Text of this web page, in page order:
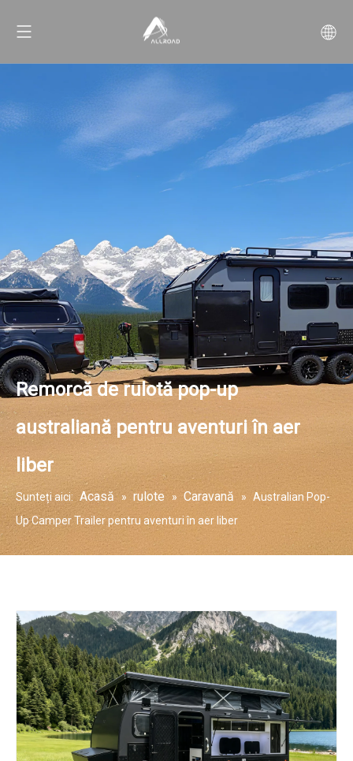
Remorcă de rulotă pop-up
australiană pentru aventuri în aer
liber
Sunteți aici: Acasă » rulote » Caravană » Australian Pop-
Up Camper Trailer pentru aventuri în aer liber